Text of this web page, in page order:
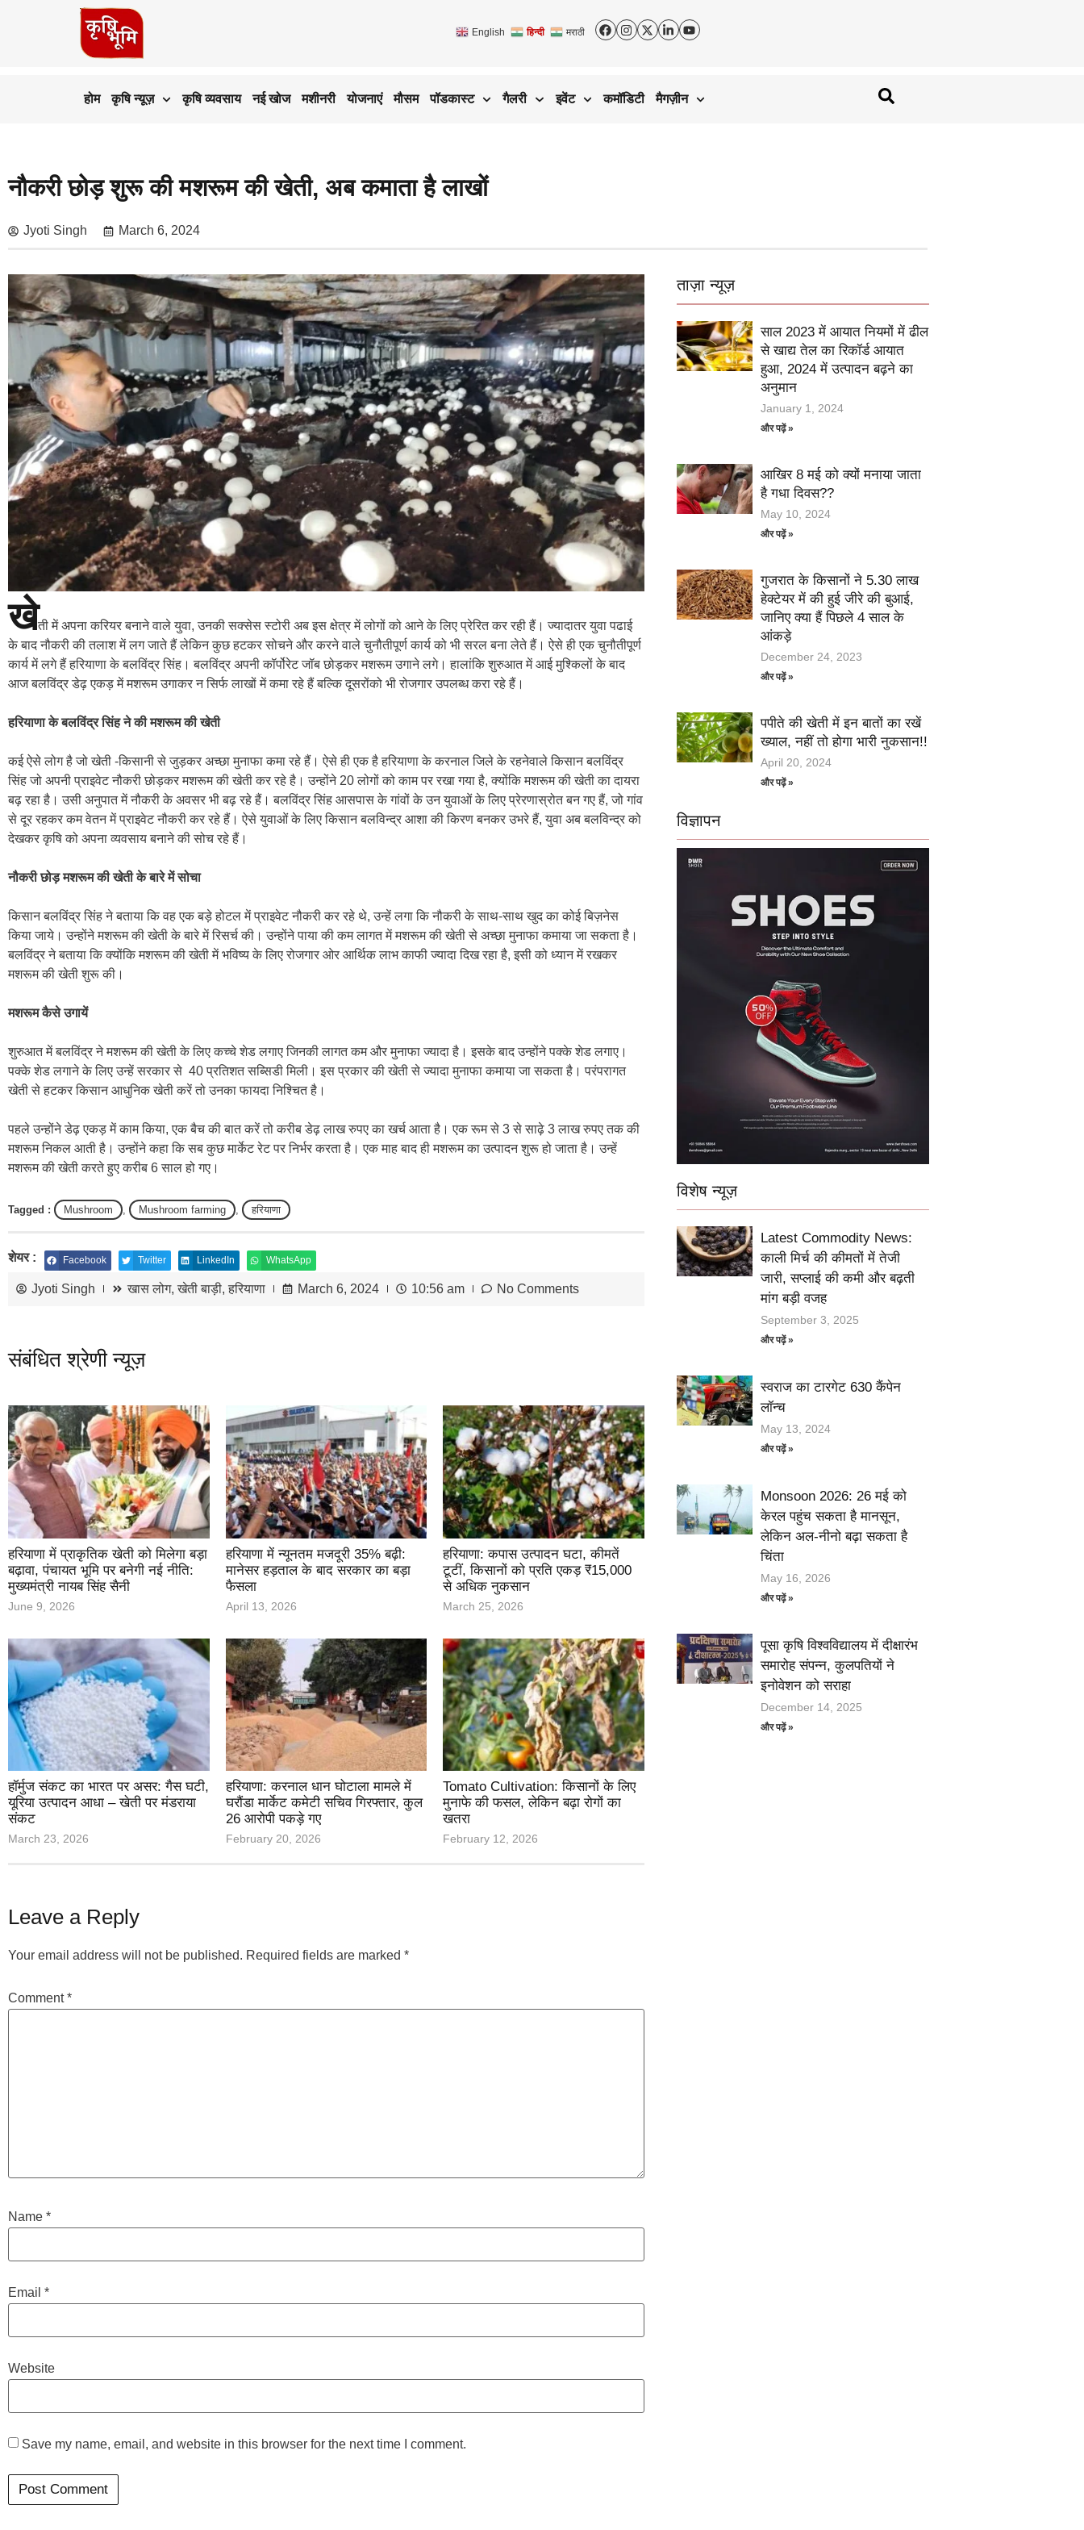
English हिन्दी मराठी
होम कृषि न्यूज़ कृषि व्यवसाय नई खोज मशीनरी योजनाएं मौसम पॉडकास्ट गैलरी इवेंट कमॉडिटी मैगज़ीन
नौकरी छोड़ शुरू की मशरूम की खेती, अब कमाता है लाखों
Jyoti Singh March 6, 2024
खेती में अपना करियर बनाने वाले युवा, उनकी सक्सेस स्टोरी अब इस क्षेत्र में लोगों को आने के लिए प्रेरित कर रही हैं। ज्यादातर युवा पढाई
के बाद नौकरी की तलाश में लग जाते हैं लेकिन कुछ हटकर सोचने और करने वाले चुनौतीपूर्ण कार्य को भी सरल बना लेते हैं। ऐसे ही एक चुनौतीपूर्ण
कार्य में लगे हैं हरियाणा के बलविंद्र सिंह। बलविंद्र अपनी कॉर्पोरेट जॉब छोड़कर मशरूम उगाने लगे। हालांकि शुरुआत में आई मुश्किलों के बाद
आज बलविंद्र डेढ़ एकड़ में मशरूम उगाकर न सिर्फ लाखों में कमा रहे हैं बल्कि दूसरोंको भी रोजगार उपलब्ध करा रहे हैं।
हरियाणा के बलविंद्र सिंह ने की मशरूम की खेती
कई ऐसे लोग है जो खेती -किसानी से जुड़कर अच्छा मुनाफा कमा रहे हैं। ऐसे ही एक है हरियाणा के करनाल जिले के रहनेवाले किसान बलविंद्र
सिंह जो अपनी प्राइवेट नौकरी छोड़कर मशरूम की खेती कर रहे है। उन्होंने 20 लोगों को काम पर रखा गया है, क्योंकि मशरूम की खेती का दायरा
बढ़ रहा है। उसी अनुपात में नौकरी के अवसर भी बढ़ रहे हैं। बलविंद्र सिंह आसपास के गांवों के उन युवाओं के लिए प्रेरणास्रोत बन गए हैं, जो गांव
से दूर रहकर कम वेतन में प्राइवेट नौकरी कर रहे हैं। ऐसे युवाओं के लिए किसान बलविन्द्र आशा की किरण बनकर उभरे हैं, युवा अब बलविन्द्र को
देखकर कृषि को अपना व्यवसाय बनाने की सोच रहे हैं।
नौकरी छोड़ मशरूम की खेती के बारे में सोचा
किसान बलविंद्र सिंह ने बताया कि वह एक बड़े होटल में प्राइवेट नौकरी कर रहे थे, उन्हें लगा कि नौकरी के साथ-साथ खुद का कोई बिज़नेस
किया जाये। उन्होंने मशरूम की खेती के बारे में रिसर्च की। उन्होंने पाया की कम लागत में मशरूम की खेती से अच्छा मुनाफा कमाया जा सकता है।
बलविंद्र ने बताया कि क्योंकि मशरूम की खेती में भविष्य के लिए रोजगार ओर आर्थिक लाभ काफी ज्यादा दिख रहा है, इसी को ध्यान में रखकर
मशरूम की खेती शुरू की।
मशरूम कैसे उगायें
शुरुआत में बलविंद्र ने मशरूम की खेती के लिएकच्चे शेड लगाए जिनकी लागत कमऔरमुनाफा ज्यादा है। इसके बाद उन्होंने पक्के शेड लगाए।
पक्के शेड लगाने के लिए उन्हें सरकार से 40 प्रतिशत सब्सिडी मिली। इस प्रकार की खेती से ज्यादा मुनाफा कमाया जा सकता है। परंपरागत
खेती से हटकर किसान आधुनिक खेती करें तो उनका फायदा निश्चित है।
पहले उन्होंने डेढ़ एकड़ में काम किया, एक बैच की बात करें तो करीब डेढ़ लाख रुपए का खर्च आता है। एक रूम से 3 से साढ़े 3 लाख रुपए तक की
मशरूम निकल आती है। उन्होंने कहा कि सब कुछ मार्केट रेट पर निर्भर करता है। एक माह बाद ही मशरूम का उत्पादन शुरू हो जाता है। उन्हें
मशरूम की खेती करते हुए करीब 6 साल हो गए।
Tagged : Mushroom Mushroom farming हरियाणा
शेयर : Facebook Twitter LinkedIn WhatsApp
Jyoti Singh खास लोग,खेती बाड़ी,हरियाणा March 6, 2024 10:56 am No Comments
संबंधित श्रेणी न्यूज़
हरियाणा में प्राकृतिक खेती को मिलेगा बड़ा
बढ़ावा, पंचायत भूमि पर बनेगी नई नीति:
मुख्यमंत्री नायब सिंह सैनी
June 9, 2026
हरियाणा में न्यूनतम मजदूरी 35% बढ़ी:
मानेसर हड़ताल के बाद सरकार का बड़ा
फैसला
April 13, 2026
हरियाणा: कपास उत्पादन घटा, कीमतें
टूटीं, किसानों को प्रति एकड़ ₹15,000
से अधिक नुकसान
March 25, 2026
हॉर्मुज संकट का भारत पर असर: गैस घटी,
यूरिया उत्पादन आधा – खेती पर मंडराया
संकट
March 23, 2026
हरियाणा: करनाल धान घोटाला मामले में
घरौंडा मार्केट कमेटी सचिव गिरफ्तार, कुल
26 आरोपी पकड़े गए
February 20, 2026
Tomato Cultivation: किसानों के लिए
मुनाफे की फसल, लेकिन बढ़ा रोगों का
खतरा
February 12, 2026
Leave a Reply
Your email address will not be published. Required fields are marked *
Comment*
Name *
Email *
Website
Save my name, email, and website in this browser for the next time I comment.
ताज़ा न्यूज़
साल 2023 में आयात नियमों में ढील
से खाद्य तेल का रिकॉर्ड आयात
हुआ, 2024 में उत्पादन बढ़ने का
अनुमान
January 1, 2024
और पढ़ें »
आखिर 8 मई को क्यों मनाया जाता
है गधा दिवस??
May 10, 2024
और पढ़ें »
गुजरात के किसानों ने 5.30 लाख
हेक्टेयर में की हुई जीरे की बुआई,
जानिए क्या हैं पिछले 4 साल के
आंकड़े
December 24, 2023
और पढ़ें »
पपीते की खेती में इन बातों का रखें
ख्याल, नहीं तो होगा भारी नुकसान!!
April 20, 2024
और पढ़ें »
विज्ञापन
विशेष न्यूज़
Latest Commodity News:
काली मिर्च की कीमतों में तेजी
जारी, सप्लाई की कमी और बढ़ती
मांग बड़ी वजह
September 3, 2025
और पढ़ें »
स्वराज का टारगेट 630 कैंपेन
लॉन्च
May 13, 2024
और पढ़ें »
Monsoon 2026: 26 मई को
केरल पहुंच सकता है मानसून,
लेकिन अल-नीनो बढ़ा सकता है
चिंता
May 16, 2026
और पढ़ें »
पूसा कृषि विश्वविद्यालय में दीक्षारंभ
समारोह संपन्न, कुलपतियों ने
इनोवेशन को सराहा
December 14, 2025
और पढ़ें »